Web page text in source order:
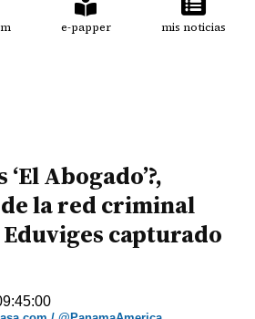
e-papper mis noticias
Abogado’?,
la red criminal
capturado